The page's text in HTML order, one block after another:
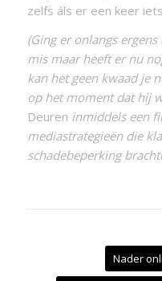
zelfs áls er een keer
(Ging er onlangs
mis maar heeft er nu
kan het geen kwaad je
op het moment dat hij
Deuren inmiddels een
mediastrategieën die
schadebeperking
Nader